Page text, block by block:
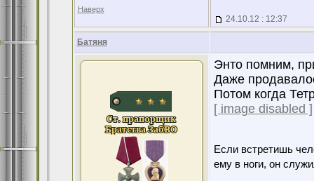
Наверх
24.10.12 : 12:37
Батяня
Энто помним,
Даже
Потом когда
[ image disabled ]
Если встретишь
ему в ноги, он